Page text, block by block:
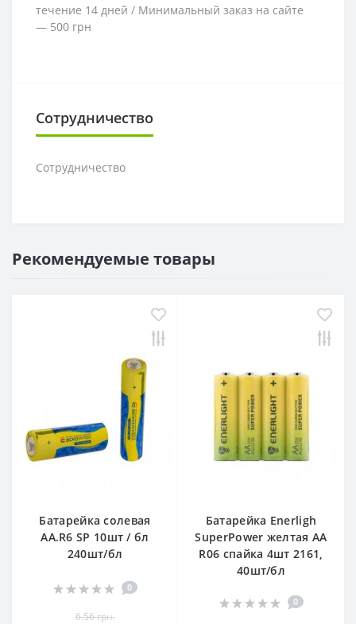
течение 14 дней / Минимальный заказ на сайте
— 500 грн
Сотрудничество
Сотрудничество
Рекомендуемые товары
Батарейка солевая
АА.R6 SP 10шт / бл
240шт/бл
0
6.56 грн.
Батарейка Enerligh
SuperPower желтая АА
R06 спайка 4шт 2161,
40шт/бл
0